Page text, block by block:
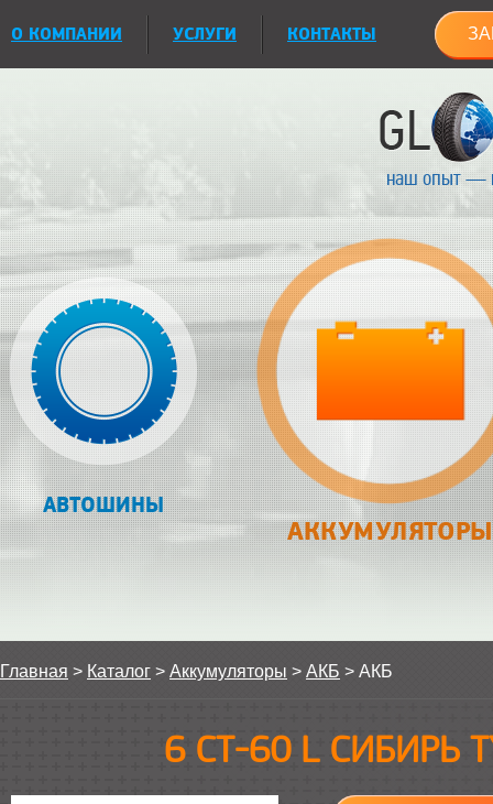
О КОМПАНИИ УСЛУГИ КОНТАКТЫ
наш опыт —
АВТОШИНЫ
АККУМУЛЯТОРЫ
Главная > Каталог > Аккумуляторы > АКБ > АКБ
6 СТ-60 L СИБИРЬ